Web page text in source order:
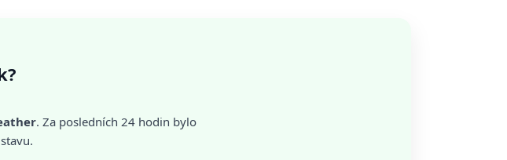
. Za posledních 24 hodin bylo